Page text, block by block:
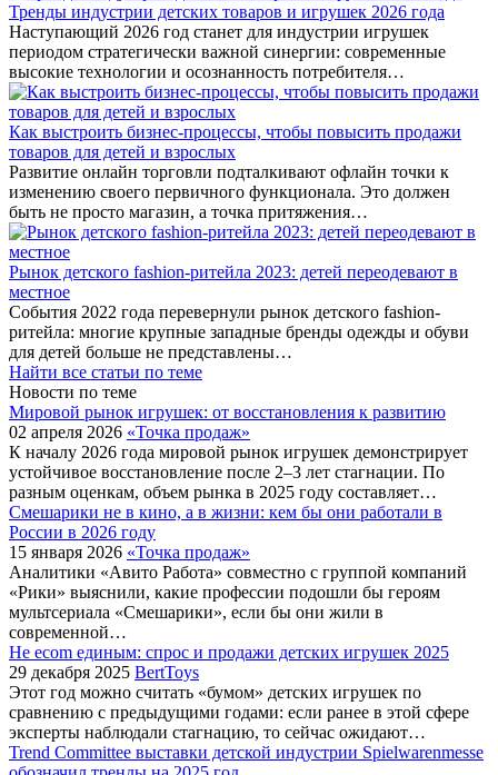
Тренды индустрии детских товаров и игрушек 2026 года
Наступающий 2026 год станет для индустрии игрушек
периодом стратегически важной синергии: современные
высокие технологии и осознанность потребителя…
Как выстроить бизнес-процессы, чтобы повысить продажи
товаров для детей и взрослых
Развитие онлайн торговли подталкивают офлайн точки к
изменению своего первичного функционала. Это должен
быть не просто магазин, а точка притяжения…
Рынок детского fashion-ритейла 2023: детей переодевают в
местное
События 2022 года перевернули рынок детского fashion-
ритейла: многие крупные западные бренды одежды и обуви
для детей больше не представлены…
Найти все статьи по теме
Новости по теме
Мировой рынок игрушек: от восстановления к развитию
02 апреля 2026 «Точка продаж»
К началу 2026 года мировой рынок игрушек демонстрирует
устойчивое восстановление после 2–3 лет стагнации. По
разным оценкам, объем рынка в 2025 году составляет…
Смешарики не в кино, а в жизни: кем бы они работали в
России в 2026 году
15 января 2026 «Точка продаж»
Аналитики «Авито Работа» совместно с группой компаний
«Рики» выяснили, какие профессии подошли бы героям
мультсериала «Смешарики», если бы они жили в
современной…
Не ecom единым: спрос и продажи детских игрушек 2025
29 декабря 2025 BertToys
Этот год можно считать «бумом» детских игрушек по
сравнению с предыдущими годами: если ранее в этой сфере
эксперты наблюдали стагнацию, то сейчас ожидают…
Trend Committee выставки детской индустрии Spielwarenmesse